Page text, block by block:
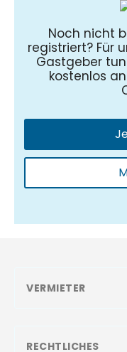
Noch nicht
registriert? Für
Gastgeber
kostenlos
VERMIETER
RECHTLICHES